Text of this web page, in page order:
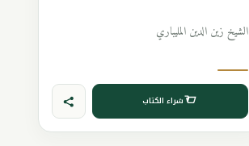
الشيخ زين الدين المليباري
شراء الكتاب